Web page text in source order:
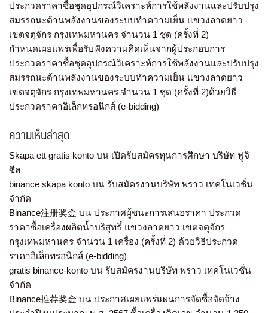
ประกวดราคาซื้อชุดอุปกรณ์วิเคราะห์การใช้พลังงานและปรับปรุง
สมรรถนะด้านพลังงานของระบบทำความเย็น แขวงลาดยาว
เขตจตุจักร กรุงเทพมหานคร จำนวน 1 ชุด (ครั้งที่ 2)
กำหนดเผยแพร่เพื่อรับฟังความคิดเห็นจากผู้ประกอบการ
ประกวดราคาซื้อชุดอุปกรณ์วิเคราะห์การใช้พลังงานและปรับปรุง
สมรรถนะด้านพลังงานของระบบทำความเย็น แขวงลาดยาว
เขตจตุจักร กรุงเทพมหานคร จำนวน 1 ชุด (ครั้งที่ 2)ด้วยวิธี
ประกวดราคาอิเล็กทรอนิกส์ (e-bidding)
ความเห็นล่าสุด
Skapa ett gratis konto บน เปิดรับสมัครทุนการศึกษา บริษัท ฟูจิ
ซีล
binance skapa konto บน รับสมัครงานบริษัท พราว เทคโนเวชั่น
จำกัด
Binance注册奖金 บน ประกาศผู้ชนะการเสนอราคา ประกวด
ราคาซื้อเครื่องผลิตน้ำบริสุทธิ์ แขวงลาดยาว เขตจตุจักร
กรุงเทพมหานคร จำนวน 1 เครื่อง (ครั้งที่ 2) ด้วยวิธีประกวด
ราคาอิเล็กทรอนิกส์ (e-bidding)
gratis binance-konto บน รับสมัครงานบริษัท พราว เทคโนเวชั่น
จำกัด
Binance推荐奖金 บน ประกาศเผยแพร่แผนการจัดซื้อจัดจ้าง